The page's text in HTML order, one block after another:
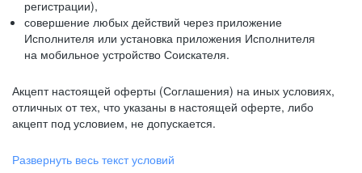
регистрации),
совершение любых действий через приложение
Исполнителя или установка приложения Исполнителя
на мобильное устройство Соискателя.
Акцепт настоящей оферты (Соглашения) на иных условиях,
отличных от тех, что указаны в настоящей оферте, либо
акцепт под условием, не допускается.
Развернуть весь текст условий